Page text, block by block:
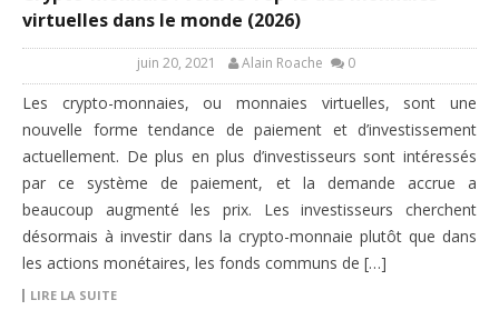
virtuelles dans le monde (2026)
juin 20, 2021 Alain Roache 0
Les crypto-monnaies, ou monnaies virtuelles, sont une
nouvelle forme tendance de paiement et d’investissement
actuellement. De plus en plus d’investisseurs sont intéressés
par ce système de paiement, et la demande accrue a
beaucoup augmenté les prix. Les investisseurs cherchent
désormais à investir dans la crypto-monnaie plutôt que dans
les actions monétaires, les fonds communs de […]
LIRE LA SUITE